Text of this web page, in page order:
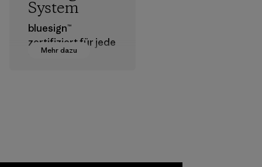
Mehr dazu
System
bluesign™
zertifiziert für jede
Stufe der